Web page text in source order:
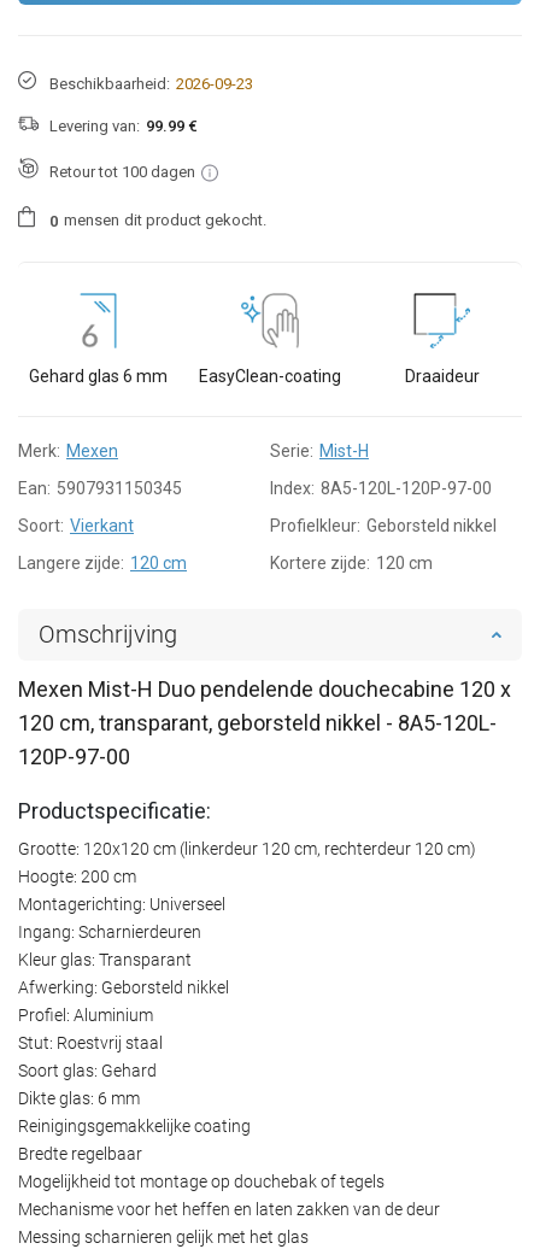
Beschikbaarheid: 2026-09-23
Levering van: 99.99 €
Retour tot 100 dagen
0 mensen dit product gekocht.
Gehard glas 6 mm EasyClean-coating Draaideur
Merk: Mexen Serie: Mist-H
Ean: 5907931150345 Index: 8A5-120L-120P-97-00
Soort: Vierkant Profielkleur: Geborsteld nikkel
Langere zijde: 120 cm Kortere zijde: 120 cm
Omschrijving
Mexen Mist-H Duo pendelende douchecabine 120 x
120 cm, transparant, geborsteld nikkel - 8A5-120L-
120P-97-00
Productspecificatie:
Grootte: 120x120 cm (linkerdeur 120 cm, rechterdeur 120 cm)
Hoogte: 200 cm
Montagerichting: Universeel
Ingang: Scharnierdeuren
Kleur glas: Transparant
Afwerking: Geborsteld nikkel
Profiel: Aluminium
Stut: Roestvrij staal
Soort glas: Gehard
Dikte glas: 6 mm
Reinigingsgemakkelijke coating
Bredte regelbaar
Mogelijkheid tot montage op douchebak of tegels
Mechanisme voor het heffen en laten zakken van de deur
Messing scharnieren gelijk met het glas